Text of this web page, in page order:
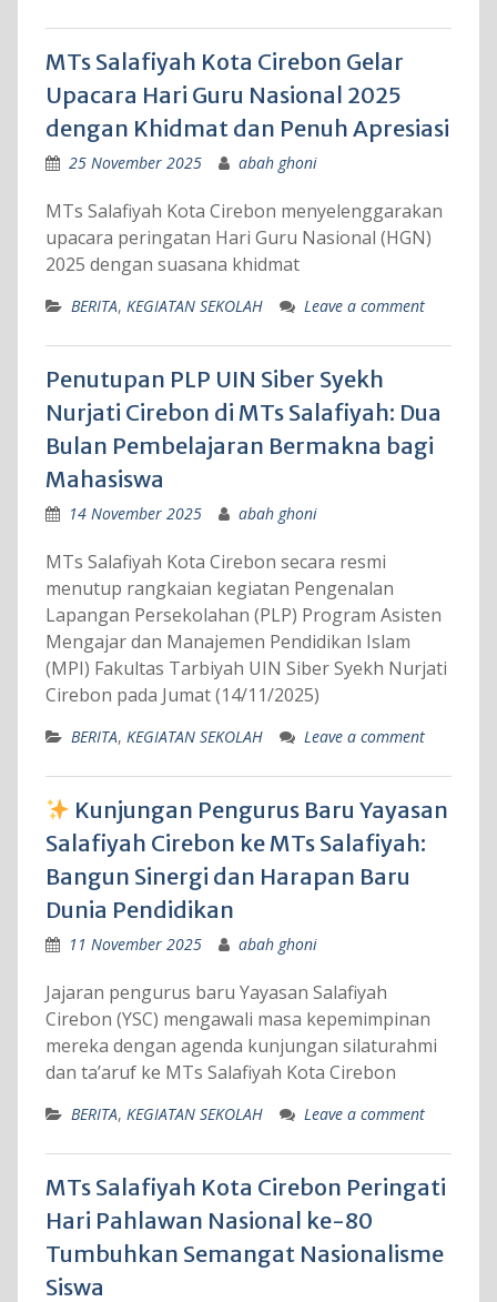
MTs Salafiyah Kota Cirebon Gelar
Upacara Hari Guru Nasional 2025
dengan Khidmat dan Penuh Apresiasi
25 November 2025 abah ghoni
MTs Salafiyah Kota Cirebon menyelenggarakan
upacara peringatan Hari Guru Nasional (HGN)
2025 dengan suasana khidmat
BERITA, KEGIATAN SEKOLAH Leave a comment
Penutupan PLP UIN Siber Syekh
Nurjati Cirebon di MTs Salafiyah: Dua
Bulan Pembelajaran Bermakna bagi
Mahasiswa
14 November 2025 abah ghoni
MTs Salafiyah Kota Cirebon secara resmi
menutup rangkaian kegiatan Pengenalan
Lapangan Persekolahan (PLP) Program Asisten
Mengajar dan Manajemen Pendidikan Islam
(MPI) Fakultas Tarbiyah UIN Siber Syekh Nurjati
Cirebon pada Jumat (14/11/2025)
BERITA, KEGIATAN SEKOLAH Leave a comment
Kunjungan Pengurus Baru Yayasan
Salafiyah Cirebon ke MTs Salafiyah:
Bangun Sinergi dan Harapan Baru
Dunia Pendidikan
11 November 2025 abah ghoni
Jajaran pengurus baru Yayasan Salafiyah
Cirebon (YSC) mengawali masa kepemimpinan
mereka dengan agenda kunjungan silaturahmi
dan ta’aruf ke MTs Salafiyah Kota Cirebon
BERITA, KEGIATAN SEKOLAH Leave a comment
MTs Salafiyah Kota Cirebon Peringati
Hari Pahlawan Nasional ke-80
Tumbuhkan Semangat Nasionalisme
Siswa